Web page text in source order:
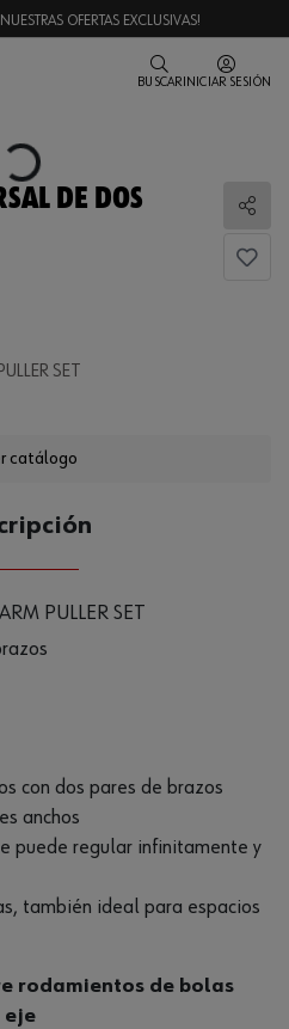
OFERTAS EXCLUSIVAS!
BUSCAR INICIAR SESIÓN
Loading...
DE DOS
SET
Loading...
catálogo
PULLER SET
con dos pares de brazos
anchos
puede regular infinitamente y
también ideal para espacios
rodamientos de bolas
eje